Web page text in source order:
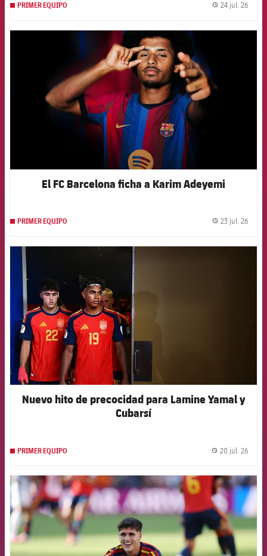
PRIMER EQUIPO 24 jul. 26
FCB Barcelona badge
El FC Barcelona ficha a Karim Adeyemi
PRIMER EQUIPO 23 jul. 26
FCB Barcelona badge
Nuevo hito de precocidad para Lamine Yamal y
Cubarsí
PRIMER EQUIPO 20 jul. 26
FCB Barcelona badge